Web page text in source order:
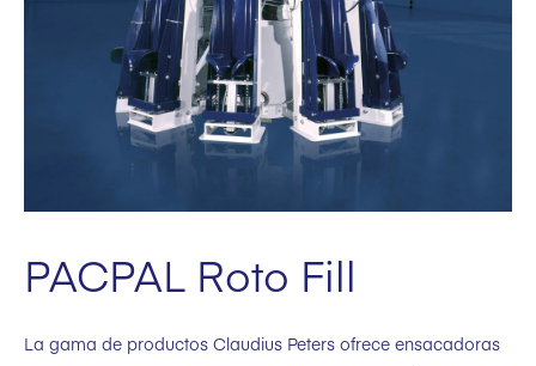
PACPAL Roto Fill
La gama de productos Claudius Peters ofrece ensacadoras